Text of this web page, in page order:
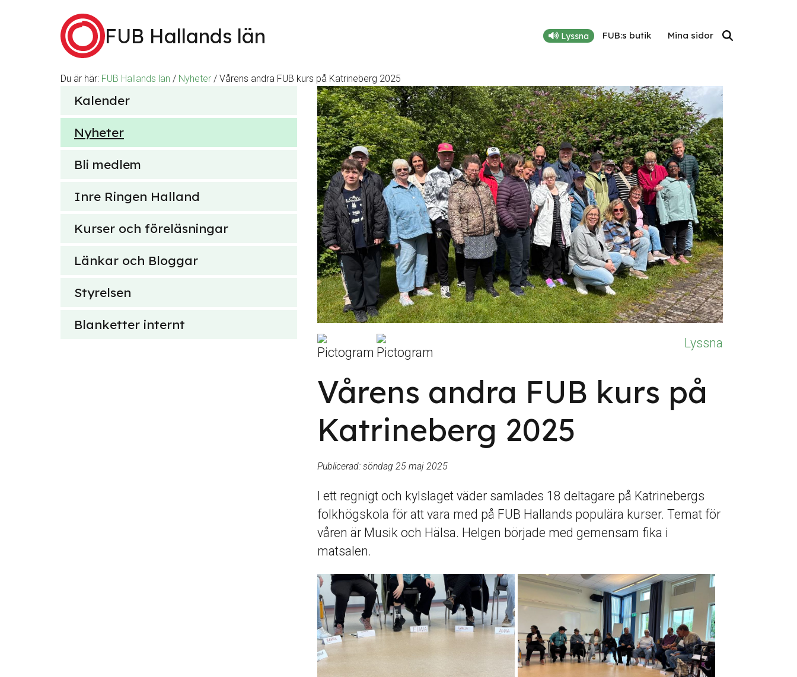
FUB Hallands län Lyssna FUB:s butik Mina sidor
efter
Du är här: FUB Hallands län / Nyheter / Vårens andra FUB kurs på Katrineberg 2025
Kalender
Nyheter
Bli medlem
Inre Ringen Halland
Kurser och föreläsningar
Länkar och Bloggar
Styrelsen
Blanketter internt
Lyssna
Vårens andra FUB kurs på
Katrineberg 2025
Publicerad:söndag 25 maj 2025
I ett regnigt och kylslaget väder samlades 18 deltagare på Katrinebergs
folkhögskola för att vara med på FUB Hallands populära kurser. Temat för
våren är Musik och Hälsa. Helgen började med gemensam fika i
matsalen.